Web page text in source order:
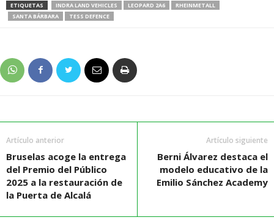
ETIQUETAS INDRA LAND VEHICLES LEOPARD 2A6
RHEINMETALL
SANTA BÁRBARA
TESS DEFENCE
Artículo anterior
Bruselas acoge la entrega
del Premio del Público
2025 a la restauración de
la Puerta de Alcalá
Artículo siguiente
Berni Álvarez destaca el
modelo educativo de la
Emilio Sánchez Academy